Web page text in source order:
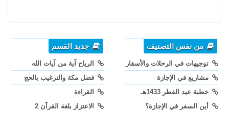
من نفس التصنيف
توجيهات في الرحلات والأسفار
مشاريع في الإجازة
خطبة عيد الفطر 1433هـ
أين السفر في الإجازة؟
جديد القسم
الرياح آية من آيات الله
فضل مكة والترغيب بالحج
القراءة
الاعتزاز بلغة القرآن 2